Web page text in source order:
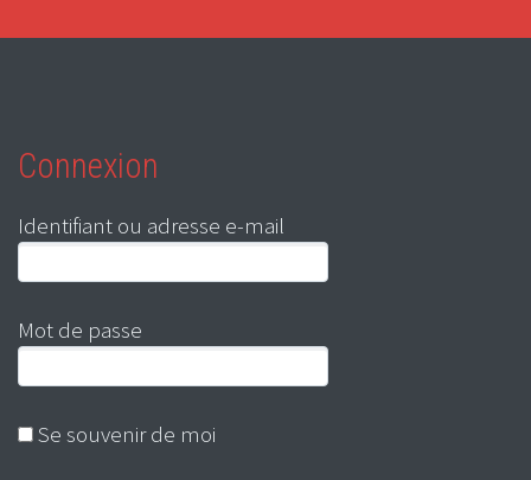
Connexion
Identifiant ou adresse e-mail
Mot de passe
Se souvenir de moi